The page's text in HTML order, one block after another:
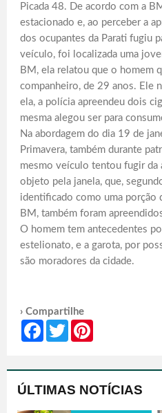
Picada 48. De acordo com a
estacionado e, ao perceber a
dos ocupantes da Parati fugiu
veículo, foi localizada uma
BM, ela relatou que o homem
companheiro, de 29 anos. Ele
ela, a polícia apreendeu dois
mesma alegou ser para
Na abordagem do dia 19 de
Primavera, também durante
mesmo veículo tentou fugir da
objeto pela janela, que,
identificado como uma porção
BM, também foram
O homem tem antecedentes
estelionato, e a garota, por
são moradores da cidade.
› Compartilhe
Facebook
Twitter
ÚLTIMAS NOTÍCIAS